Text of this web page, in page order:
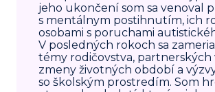
jeho ukončení som sa venoval
s mentálnym postihnutím, ich
osobami s poruchami
V posledných rokoch sa
témy rodičovstva, partnerských
zmeny životných období a
so školským prostredím. Som